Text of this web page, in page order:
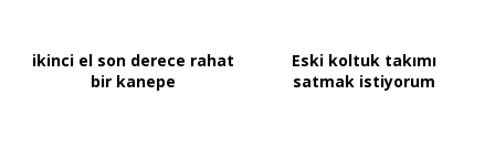
ikinci el son derece rahat
bir kanepe
Eski koltuk takımı
satmak istiyorum